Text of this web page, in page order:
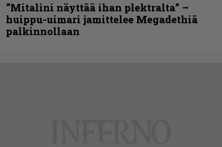
”Mitalini näyttää ihan plektralta” –
huippu-uimari jamittelee Megadethiä
palkinnollaan